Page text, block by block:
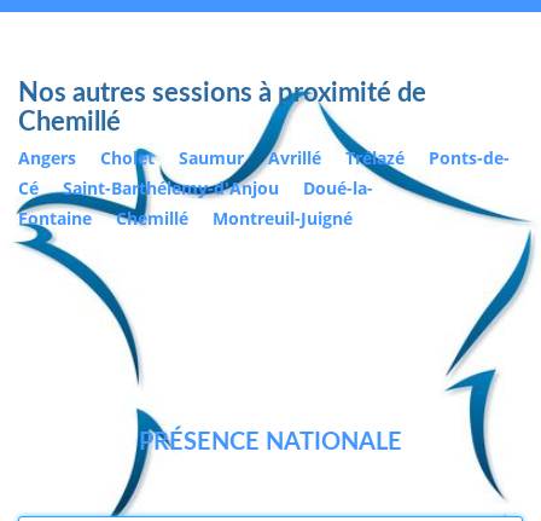
Nos autres sessions à proximité de
Chemillé
Angers Cholet Saumur Avrillé Trélazé
Ponts-de-
Cé
Saint-Barthélemy-d'Anjou
Doué-la-
Fontaine
Chemillé Montreuil-Juigné
PRÉSENCE NATIONALE